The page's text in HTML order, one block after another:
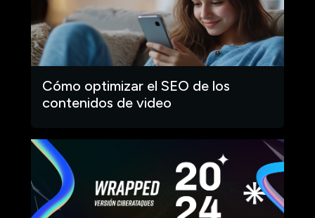
Cómo optimizar el SEO de los
contenidos de video